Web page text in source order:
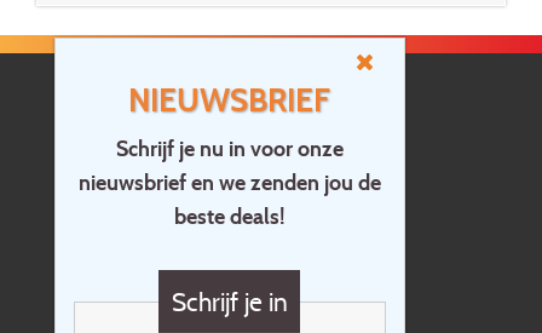
NIEUWSBRIEF
Schrijf je nu in voor onze
nieuwsbrief en we zenden jou de
beste deals!
Schrijf je in
Home
Contact
Vragen?
Cadeaubon